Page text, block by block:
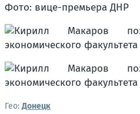
Фото: вице-премьераДНР
Гео:Донецк